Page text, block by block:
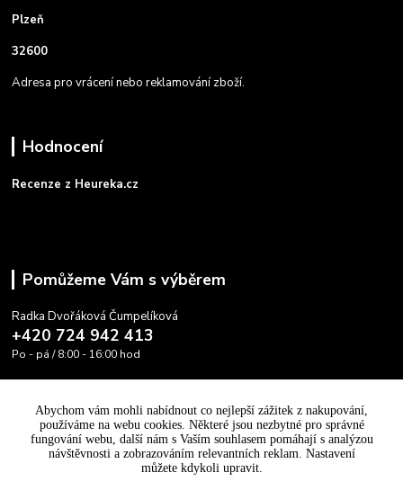
Plzeň
32600
Adresa pro vrácení nebo reklamování zboží.
Hodnocení
Recenze z Heureka.cz
Pomůžeme Vám s výběrem
Radka Dvořáková Čumpelíková
+420 724 942 413
Po - pá / 8:00 - 16:00 hod
Abychom vám mohli nabídnout co nejlepší zážitek z nakupování,
používáme na webu cookies. Některé jsou nezbytné pro správné
fungování webu, další nám s Vaším souhlasem pomáhají s analýzou
návštěvnosti a zobrazováním relevantních reklam. Nastavení
můžete kdykoli upravit.